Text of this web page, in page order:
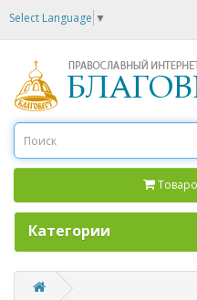
Select Language ▼
Категории